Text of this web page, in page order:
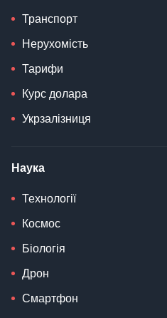
Транспорт
Нерухомість
Тарифи
Курс долара
Укрзалізниця
Наука
Технології
Космос
Біологія
Дрон
Смартфон